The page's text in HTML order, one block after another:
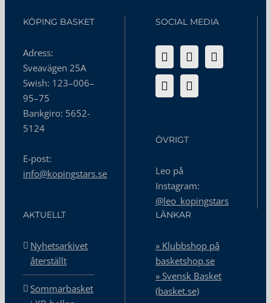
KÖPING BASKET
Adress:
Sveavägen 25A
Swish: 123–006–
95–75
Bankgiro: 5652-
5124
E-post:
info@kopingstars.se
SOCIAL MEDIA
ÖVRIGT
Leo på
Instagram:
@leo_kopingstars
AKTUELLT
Nyhetsarkivet
återställt
Sommarbasket
LÄNKAR
» Klubbshop på
basketshop.se
» Svensk Basket
(basket.se)